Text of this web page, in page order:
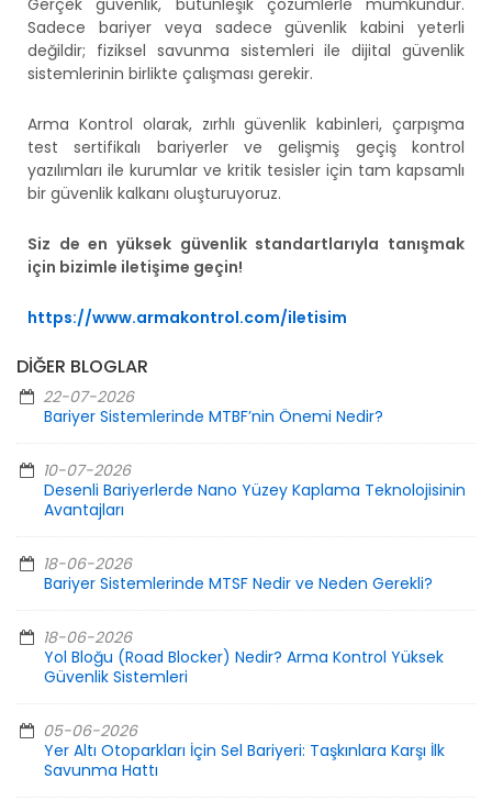
Gerçek güvenlik, bütünleşik çözümlerle mümkündür.
Sadece bariyer veya sadece güvenlik kabini yeterli
değildir; fiziksel savunma sistemleri ile dijital güvenlik
sistemlerinin birlikte çalışması gerekir.
Arma Kontrol olarak, zırhlı güvenlik kabinleri, çarpışma
test sertifikalı bariyerler ve gelişmiş geçiş kontrol
yazılımları ile kurumlar ve kritik tesisler için tam kapsamlı
bir güvenlik kalkanı oluşturuyoruz.
Siz de en yüksek güvenlik standartlarıyla tanışmak
için bizimle iletişime geçin!
https://www.armakontrol.com/iletisim
DIĞER BLOGLAR
22-07-2026
Bariyer Sistemlerinde MTBF’nin Önemi Nedir?
10-07-2026
Desenli Bariyerlerde Nano Yüzey Kaplama Teknolojisinin
Avantajları
18-06-2026
Bariyer Sistemlerinde MTSF Nedir ve Neden Gerekli?
18-06-2026
Yol Bloğu (Road Blocker) Nedir? Arma Kontrol Yüksek
Güvenlik Sistemleri
05-06-2026
Yer Altı Otoparkları İçin Sel Bariyeri: Taşkınlara Karşı İlk
Savunma Hattı